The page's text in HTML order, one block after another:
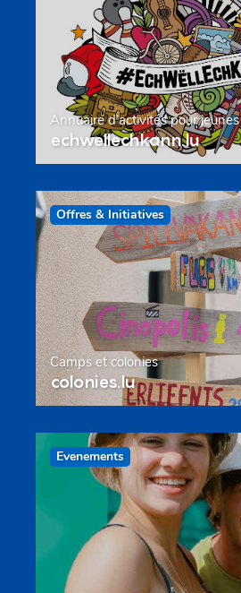
Annuaire d’activités pour jeunes
echwellechkann.lu
Offres & Initiatives
Camps et colonies
colonies.lu
Evenements